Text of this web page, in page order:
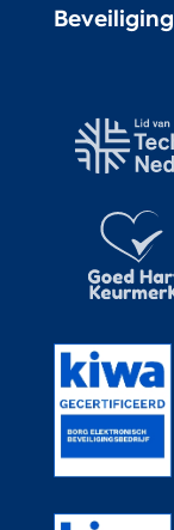
Beveiliging